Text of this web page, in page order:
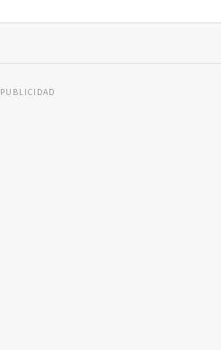
PUBLICIDAD